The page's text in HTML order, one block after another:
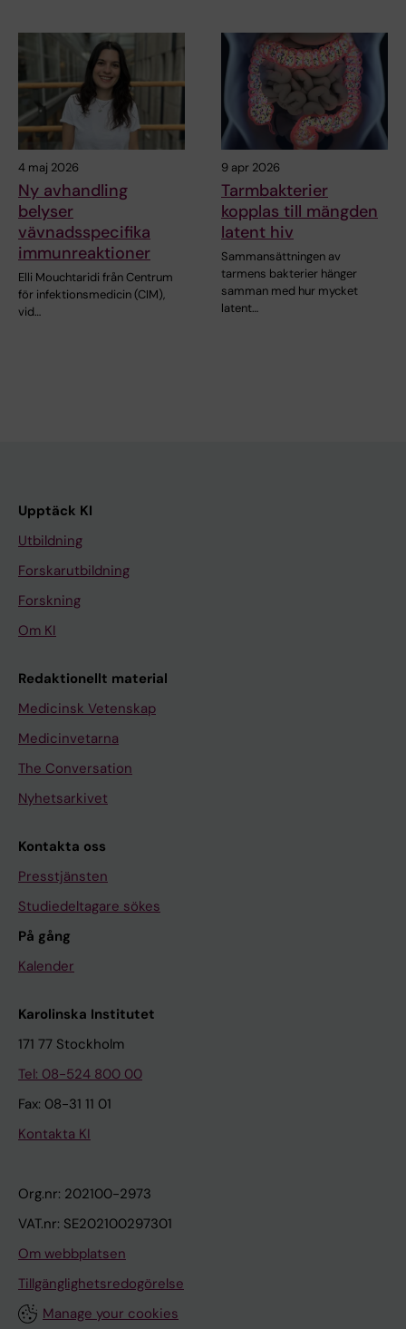
4 maj 2026
Ny avhandling
belyser
vävnadsspecifika
immunreaktioner
Elli Mouchtaridi från Centrum
för infektionsmedicin (CIM),
vid…
9 apr 2026
Tarmbakterier
kopplas till mängden
latent hiv
Sammansättningen av
tarmens bakterier hänger
samman med hur mycket
latent…
Upptäck KI
Utbildning
Forskarutbildning
Forskning
Om KI
Redaktionellt material
Medicinsk Vetenskap
Medicinvetarna
The Conversation
Nyhetsarkivet
Kontakta oss
Presstjänsten
Studiedeltagare sökes
På gång
Kalender
Karolinska Institutet
171 77 Stockholm
Tel: 08-524 800 00
Fax: 08-31 11 01
Kontakta KI
Org.nr: 202100-2973
VAT.nr: SE202100297301
Om webbplatsen
Tillgänglighetsredogörelse
Manage your cookies